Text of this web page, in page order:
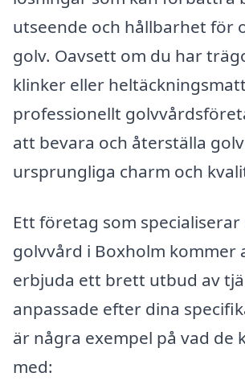
utseende och hållbarhet för
golv. Oavsett om du har
klinker eller
professionellt
att bevara och återställa
ursprungliga charm och
Ett företag som specialiserar
golvvård i Boxholm kommer
erbjuda ett brett utbud av
anpassade efter dina
är några exempel på vad de
med: